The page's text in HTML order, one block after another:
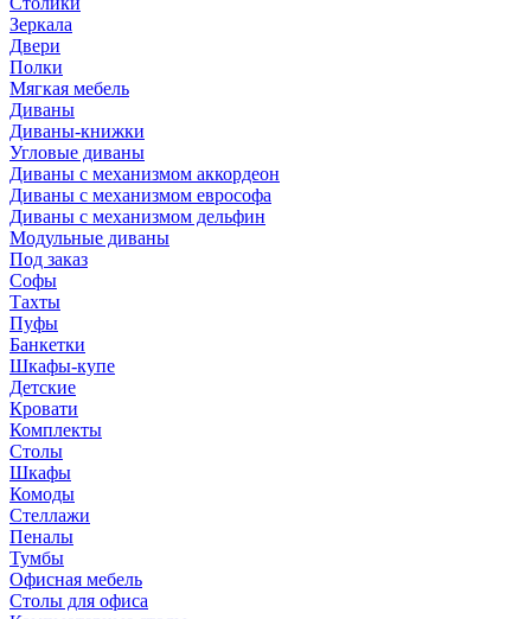
Зеркала
Двери
Полки
Мягкая мебель
Диваны
Диваны-книжки
Угловые диваны
Диваны с механизмом аккордеон
Диваны с механизмом еврософа
Диваны с механизмом дельфин
Модульные диваны
Под заказ
Софы
Тахты
Пуфы
Банкетки
Шкафы-купе
Детские
Кровати
Комплекты
Столы
Шкафы
Комоды
Стеллажи
Пеналы
Тумбы
Офисная мебель
Столы для офиса